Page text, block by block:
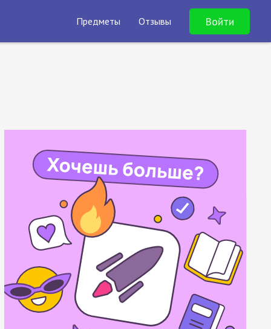
Предметы Отзывы Войти